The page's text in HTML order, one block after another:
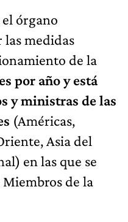
órgano
las medidas
de la
por año y está
y ministras de las
(Américas,
Asia del
en las que se
Miembros de la